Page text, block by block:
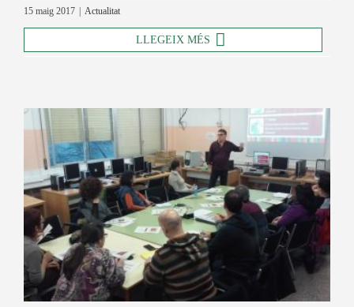
15 maig 2017 Actualitat
LLEGEIX MÉS